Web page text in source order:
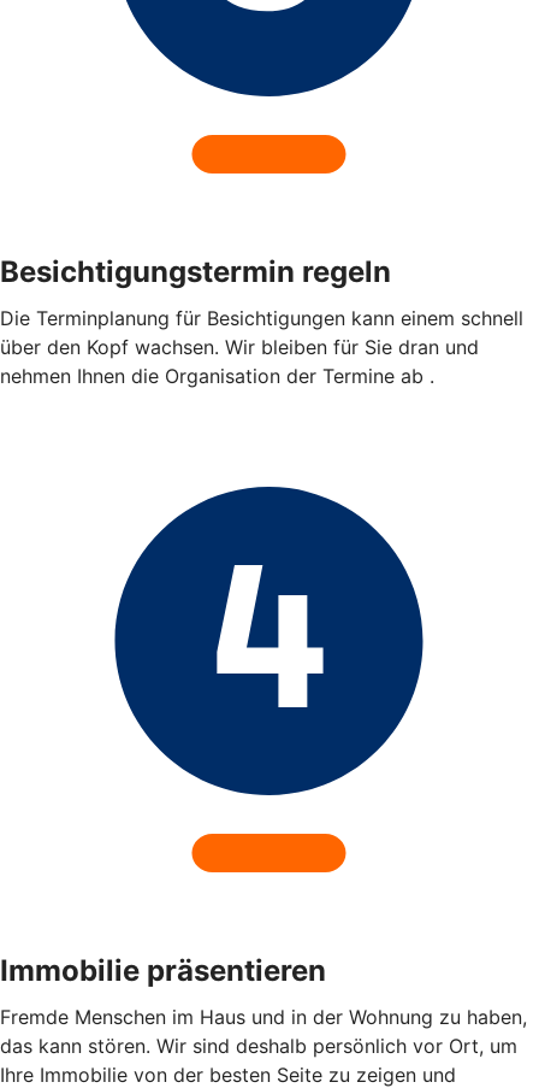
Besichtigungstermin regeln
Die Terminplanung für Besichtigungen kann einem schnell
über den Kopf wachsen. Wir bleiben für Sie dran und
nehmen Ihnen die Organisation der Termine ab .
Immobilie präsentieren
Fremde Menschen im Haus und in der Wohnung zu haben,
das kann stören. Wir sind deshalb persönlich vor Ort, um
Ihre Immobilie von der besten Seite zu zeigen und